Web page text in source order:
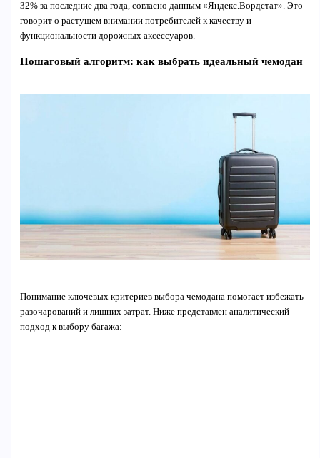
32% за последние два года, согласно данным «Яндекс.Вордстат». Это
говорит о растущем внимании потребителей к качеству и
функциональности дорожных аксессуаров.
Пошаговый алгоритм: как выбрать идеальный чемодан
Понимание ключевых критериев выбора чемодана помогает избежать
разочарований и лишних затрат. Ниже представлен аналитический
подход к выбору багажа: